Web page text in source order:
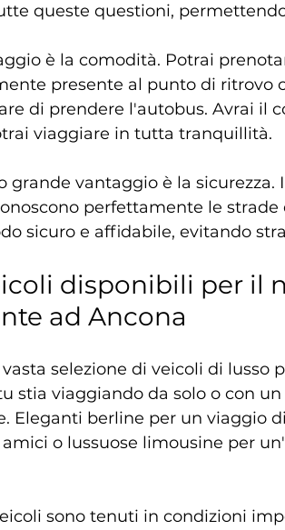
queste questioni,
è la comodità. Potrai
presente al punto di ritrovo
di prendere l'autobus. Avrai il
viaggiare in tutta tranquillità.
grande vantaggio è la
perfettamente le
sicuro e affidabile, evitando
disponibili per il
ad Ancona
selezione di veicoli di lusso
stia viaggiando da solo o con
Eleganti berline per un viaggio
o lussuose limousine per
sono tenuti in condizioni